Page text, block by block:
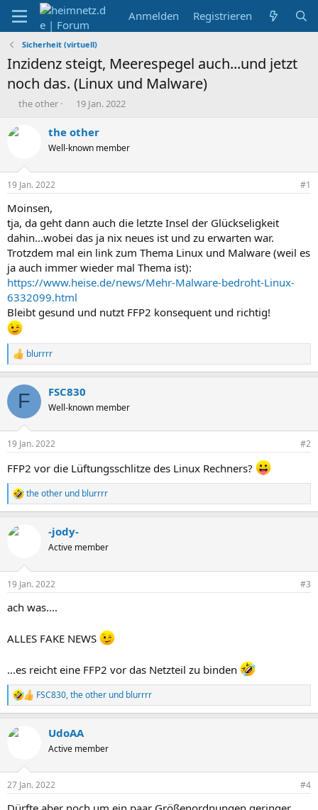
Anmelden Registrieren
Sicherheit (virtuell)
Inzidenz steigt, Meerespegel auch...und jetzt
noch das. (Linux und Malware)
E
s
e
r
the other
E
s
e
t
19 Jan. 2022
the other
Well-known member
19 Jan. 2022 #1
Moinsen,
tja, da geht dann auch die letzte Insel der Glückseligkeit
dahin...wobei das ja nix neues ist und zu erwarten war.
Trotzdem mal ein link zum Thema Linux und Malware (weil es
ja auch immer wieder mal Thema ist):
https://www.heise.de/news/Mehr-Malware-bedroht-Linux-
6332099.html
Bleibt gesund und nutzt FFP2 konsequent und richtig!
R
e
k
i
e
:
blurrrr
F FSC830
Well-known member
19 Jan. 2022 #2
FFP2 vor die Lüftungsschlitze des Linux Rechners?
R
e
k
e
:
the other und blurrrr
-jody-
Active member
19 Jan. 2022 #3
ach was....
ALLES FAKE NEWS
...es reicht eine FFP2 vor das Netzteil zu binden
R
e
k
e
FSC830,the other und blurrrr
UdoAA
Active member
27 Jan. 2022 #4